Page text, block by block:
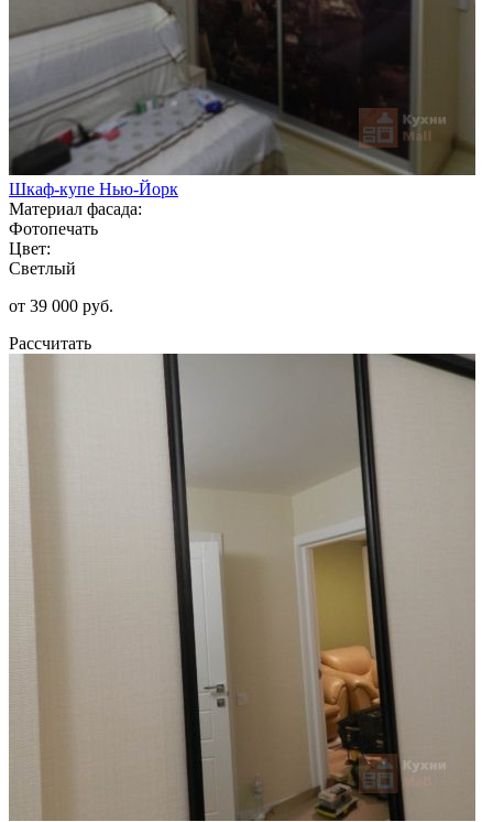
Шкаф-купе Нью-Йорк
Материал фасада:
Фотопечать
Цвет:
Светлый
от 39 000 руб.
Рассчитать